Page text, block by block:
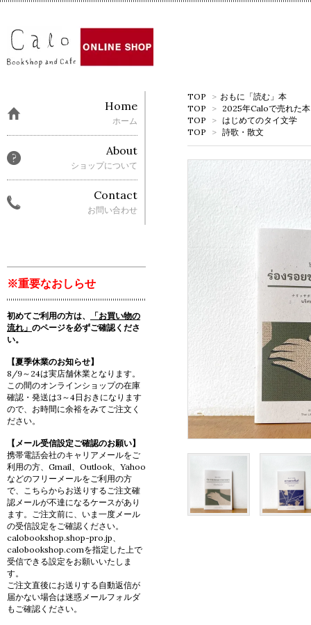
TOP > おもに「読む」本
TOP
> 2025年Caloで売れた本
TOP
> はじめてのタイ文学
TOP
> 詩歌・散文
Home
ホーム
About
ショップについて
Contact
お問い合わせ
※重要なおしらせ
初めてご利用の方は、
「お買い物の
流れ」 のページを必ずご確認くださ
い。
【夏季休業のお知らせ】
8/9～24は実店舗休業となります。
この間のオンラインショップの在庫
確認・発送は3～4日おきになります
ので、お時間に余裕をみてご注文く
ださい。
【メール受信設定ご確認のお願い】
携帯電話会社のキャリアメールをご
利用の方、Gmail、Outlook、Yahoo
などのフリーメールをご利用の方
で、こちらからお送りするご注文確
認メールが不達になるケースがあり
ます。ご注文前に、いま一度メール
の受信設定をご確認ください。
calobookshop.shop-pro.jp、
calobookshop.comを指定した上で
受信できる設定をお願いいたしま
す。
ご注文直後にお送りする自動返信が
届かない場合は迷惑メールフォルダ
もご確認ください。